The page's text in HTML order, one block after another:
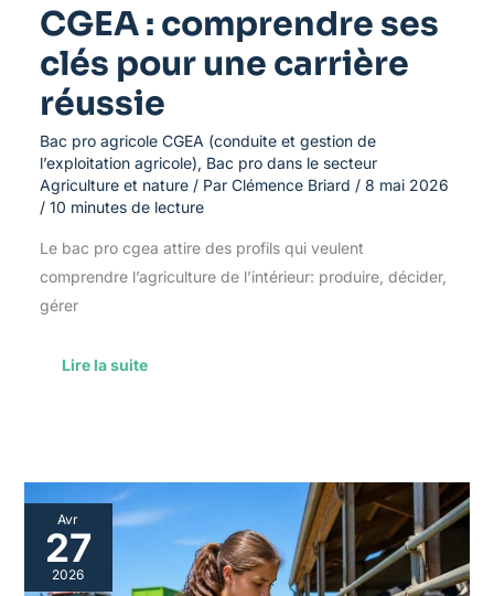
CGEA : comprendre ses
clés pour une carrière
réussie
Bac pro agricole CGEA (conduite et gestion de
l’exploitation agricole), Bac pro dans le secteur
Agriculture et nature/ Par Clémence Briard / 8 mai 2026
/ 10 minutes de lecture
Le bac pro cgea attire des profils qui veulent
comprendre l’agriculture de l’intérieur: produire, décider,
gérer
Lire la suite
Avr
27
2026
Atouts
du
bac
pro